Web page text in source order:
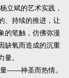
斌的艺术实践，
、持续的推进，让
的笔触，仿佛弥漫
缺氧而造成的沉重
。
——神圣而热情。